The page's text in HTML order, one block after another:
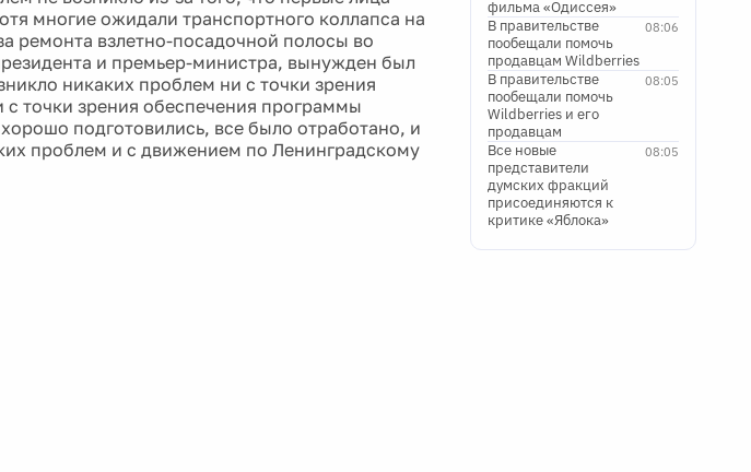
многие ожидали транспортного коллапса на
ремонта взлетно-посадочной полосы во
и премьер-министра, вынужден был
никаких проблем ни с точки зрения
с точки зрения обеспечения программы
подготовились, все было отработано, и
проблем и с движением по Ленинградскому
фильма «Одиссея»
08:06
В правительстве
пообещали помочь
продавцам Wildberries
08:05
В правительстве
пообещали помочь
Wildberries и его
продавцам
08:05
Все новые
представители
думских фракций
присоединяются к
критике «Яблока»